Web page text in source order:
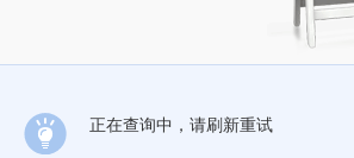
正在查询中，请刷新重试